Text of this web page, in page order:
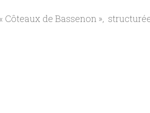
Côteaux de Bassenon »,